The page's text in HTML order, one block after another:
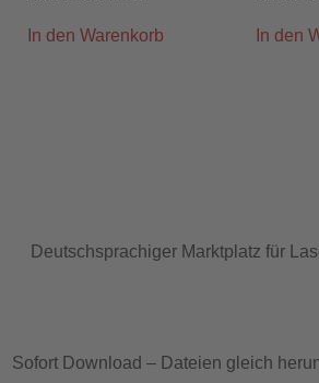
In den Warenkorb In den
Deutschsprachiger Marktplatz für
Sofort Download – Dateien gleich